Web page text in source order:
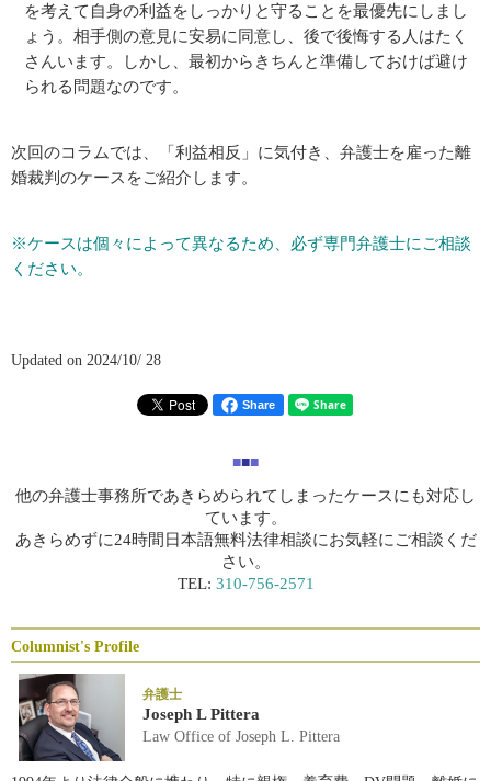
を考えて自身の利益をしっかりと守ることを最優先にしまし
ょう。相手側の意見に安易に同意し、後で後悔する人はたく
さんいます。しかし、最初からきちんと準備しておけば避け
られる問題なのです。
次回のコラムでは、「利益相反」に気付き、弁護士を雇った離
婚裁判のケースをご紹介します。
※ケースは個々によって異なるため、必ず専門弁護士にご相談
ください。
Updated on 2024/10/ 28
Share
■■■
他の弁護士事務所であきらめられてしまったケースにも対応し
ています。
あきらめずに24時間日本語無料法律相談にお気軽にご相談くだ
さい。
TEL: 310-756-2571
Columnist's Profile
弁護士
Joseph L Pittera
Law Office of Joseph L. Pittera